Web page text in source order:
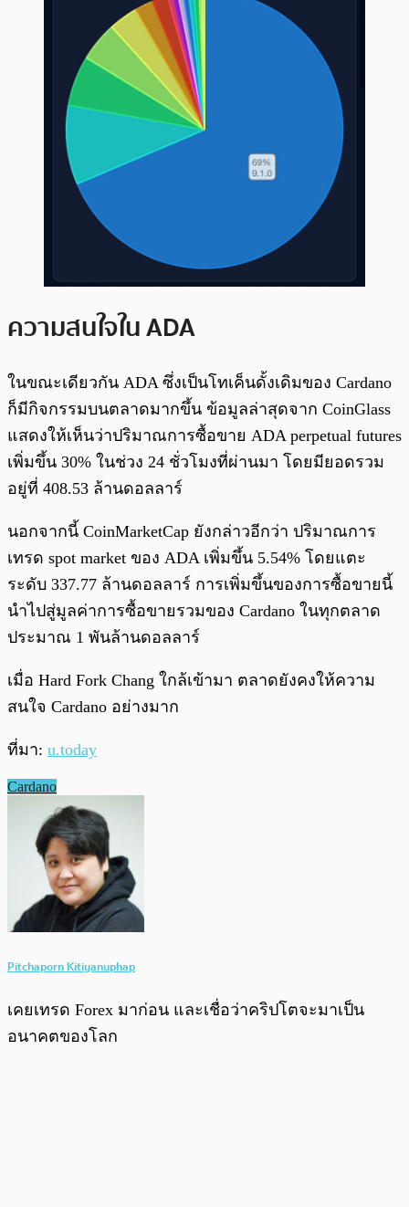
ความสนใจใน ADA
ในขณะเดียวกัน ADA ซึ่งเป็นโทเค็นดั้งเดิมของ Cardano
ก็มีกิจกรรมบนตลาดมากขึ้น ข้อมูลล่าสุดจาก CoinGlass
แสดงให้เห็นว่าปริมาณการซื้อขาย ADA perpetual futures
เพิ่มขึ้น 30% ในช่วง 24 ชั่วโมงที่ผ่านมา โดยมียอดรวม
อยู่ที่ 408.53 ล้านดอลลาร์
นอกจากนี้ CoinMarketCap ยังกล่าวอีกว่า ปริมาณการ
เทรด spot market ของ ADA เพิ่มขึ้น 5.54% โดยแตะ
ระดับ 337.77 ล้านดอลลาร์ การเพิ่มขึ้นของการซื้อขายนี้
นำไปสู่มูลค่าการซื้อขายรวมของ Cardano ในทุกตลาด
ประมาณ 1 พันล้านดอลลาร์
เมื่อ Hard Fork Chang ใกล้เข้ามา ตลาดยังคงให้ความ
สนใจ Cardano อย่างมาก
ที่มา: u.today
Cardano
Pitchaporn Kitiyanuphap
เคยเทรด Forex มาก่อน และเชื่อว่าคริปโตจะมาเป็น
อนาคตของโลก